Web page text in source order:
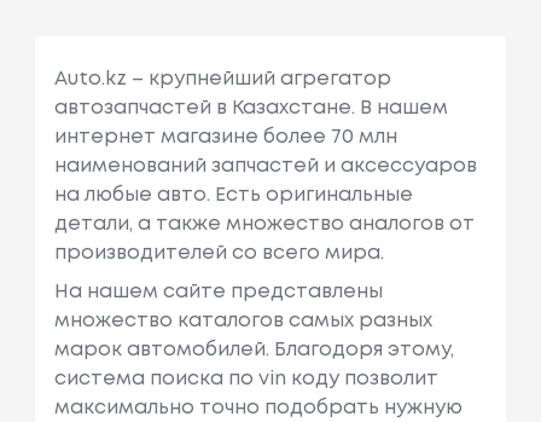
Auto.kz – крупнейший агрегатор
автозапчастей в Казахстане. В нашем
интернет магазине более 70 млн
наименований запчастей и аксессуаров
на любые авто. Есть оригинальные
детали, а также множество аналогов от
производителей со всего мира.
На нашем сайте представлены
множество каталогов самых разных
марок автомобилей. Благодоря этому,
система поиска по vin коду позволит
максимально точно подобрать нужную